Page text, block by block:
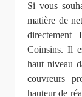
Si vous
matière de
Coinsins. Il
haut niveau
couvreurs
hauteur de